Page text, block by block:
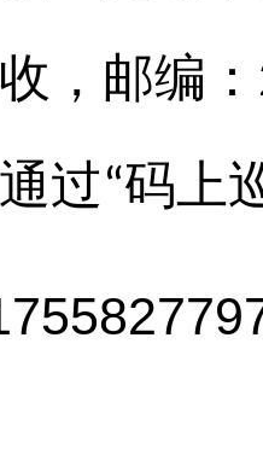
，邮编：
过“码上